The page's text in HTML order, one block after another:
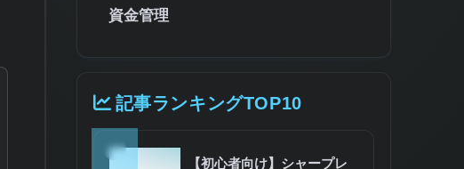
資金管理
記事ランキングTOP10
1
【初心者向け】シャープレ